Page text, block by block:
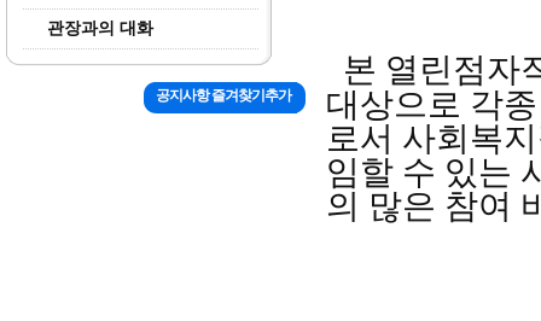
관장과의 대화
본 열린점자
대상으로 각
로서 사회복
임할 수 있는
의 많은 참여
공지사항 즐겨찾기추가